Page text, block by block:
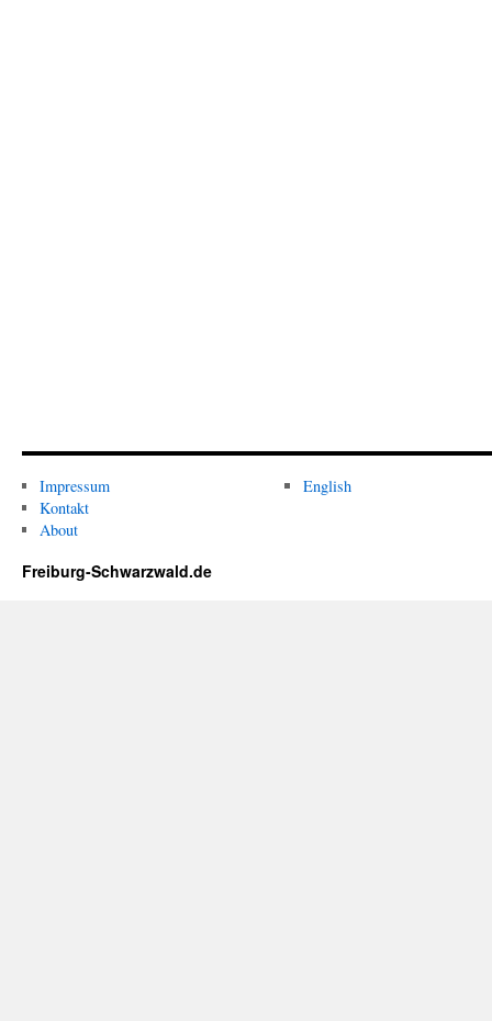
Impressum
Kontakt
About
English
Freiburg-Schwarzwald.de